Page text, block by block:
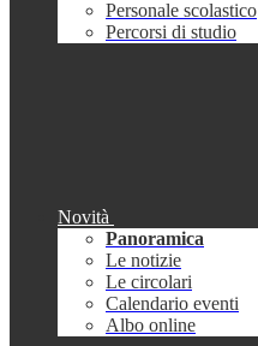
Personale scolastico
Percorsi di studio
Novità
Panoramica
Le notizie
Le circolari
Calendario eventi
Albo online